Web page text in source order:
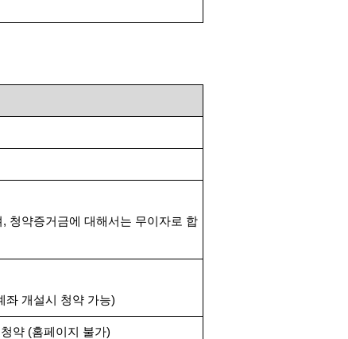
, 청약증거금에 대해서는 무이자로 합
좌 개설시 청약 가능)
청약 (홈페이지 불가)